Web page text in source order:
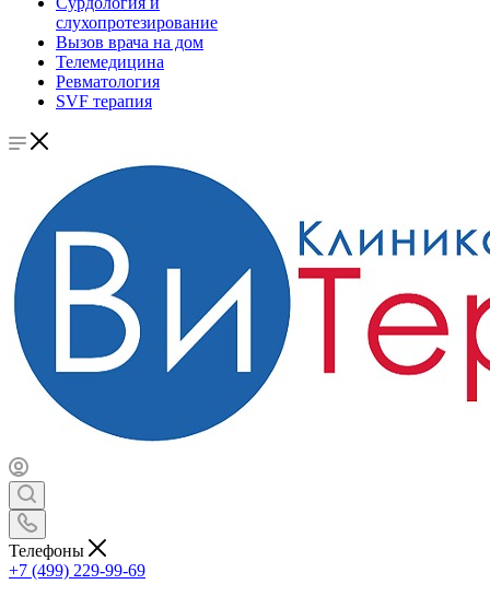
слухопротезирование
Вызов врача на дом
Телемедицина
Ревматология
SVF терапия
Телефоны
+7 (499) 229-99-69